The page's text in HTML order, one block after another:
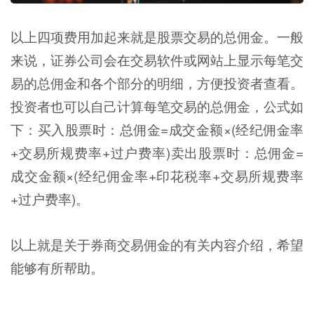
以上四项费用加起来就是股票交易的总佣金。一般
来说，证券公司会在交易软件或网站上显示每笔交
易的总佣金和各个部分的明细，方便投资者查看。
投资者也可以自己计算每笔交易的总佣金，公式如
下：买入股票时：总佣金=成交金额×(经纪佣金率
+交易所规费率+过户费率)卖出股票时：总佣金=
成交金额×(经纪佣金率+印花税率+交易所规费率
+过户费率)。
以上就是关于券商交易佣金的有关内容介绍，希望
能够有所帮助。